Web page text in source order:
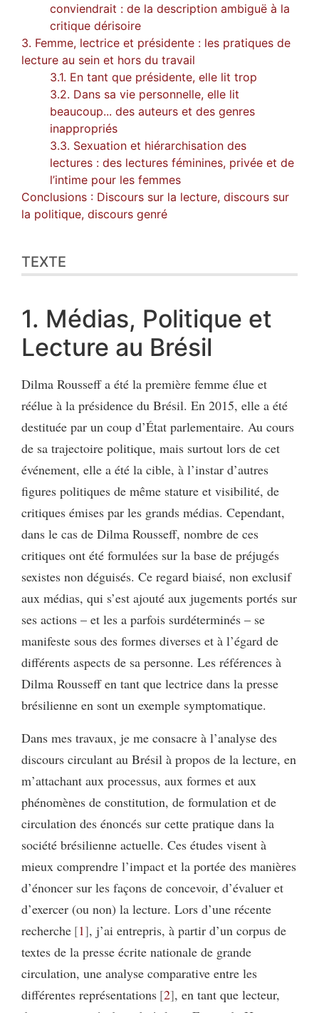
conviendrait : de la description ambiguë à la
critique dérisoire
3. Femme, lectrice et présidente : les pratiques de
lecture au sein et hors du travail
3.1. En tant que présidente, elle lit trop
3.2. Dans sa vie personnelle, elle lit
beaucoup... des auteurs et des genres
inappropriés
3.3. Sexuation et hiérarchisation des
lectures : des lectures féminines, privée et de
l’intime pour les femmes
Conclusions : Discours sur la lecture, discours sur
la politique, discours genré
TEXTE
1. Médias, Politique et
Lecture au Brésil
Dilma Rousseff a été la première femme élue et
réélue à la présidence du Brésil. En 2015, elle a été
destituée par un coup d’État parlementaire. Au cours
de sa trajectoire politique, mais surtout lors de cet
événement, elle a été la cible, à l’instar d’autres
figures politiques de même stature et visibilité, de
critiques émises par les grands médias. Cependant,
dans le cas de Dilma Rousseff, nombre de ces
critiques ont été formulées sur la base de préjugés
sexistes non déguisés. Ce regard biaisé, non exclusif
aux médias, qui s’est ajouté aux jugements portés sur
ses actions – et les a parfois surdéterminés – se
manifeste sous des formes diverses et à l’égard de
différents aspects de sa personne. Les références à
Dilma Rousseff en tant que lectrice dans la presse
brésilienne en sont un exemple symptomatique.
Dans mes travaux, je me consacre à l’analyse des
discours circulant au Brésil à propos de la lecture, en
m’attachant aux processus, aux formes et aux
phénomènes de constitution, de formulation et de
circulation des énoncés sur cette pratique dans la
société brésilienne actuelle. Ces études visent à
mieux comprendre l’impact et la portée des manières
d’énoncer sur les façons de concevoir, d’évaluer et
d’exercer (ou non) la lecture. Lors d’une récente
recherche 1 , j’ai entrepris, à partir d’un corpus de
textes de la presse écrite nationale de grande
circulation, une analyse comparative entre les
différentes représentations 2 , en tant que lecteur,